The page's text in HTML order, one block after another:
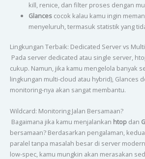
kill, renice, dan filter proses dengan
Glancescocok kalau kamu ingin
menyeluruh, termasuk statistik yang
Lingkungan Terbaik: Dedicated Server vs
Pada server dedicated atau single server,
cukup. Namun, jika kamu mengelola banyak
lingkungan multi-cloud atau hybrid), Glances
monitoring-nya akan sangat membantu.
Wildcard: Monitoring Jalan Bersamaan?
Bagaimana jika kamu menjalankan htopdan
bersamaan? Berdasarkan pengalaman,
paralel tanpa masalah besar di server
low-spec, kamu mungkin akan merasakan